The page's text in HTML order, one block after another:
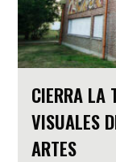
CIERRA LA
VISUALES
ARTES